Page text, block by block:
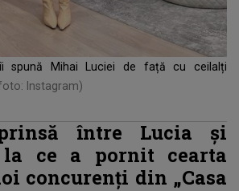
spună Mihai Luciei de față cu ceilalți
Instagram)
între Lucia și
ce a pornit cearta
concurenți din „Casa